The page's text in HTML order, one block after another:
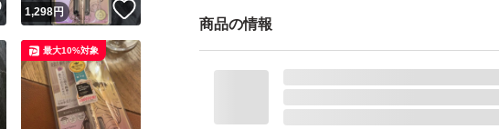
商品の情報
いいね！
1,298円
最大10%対象